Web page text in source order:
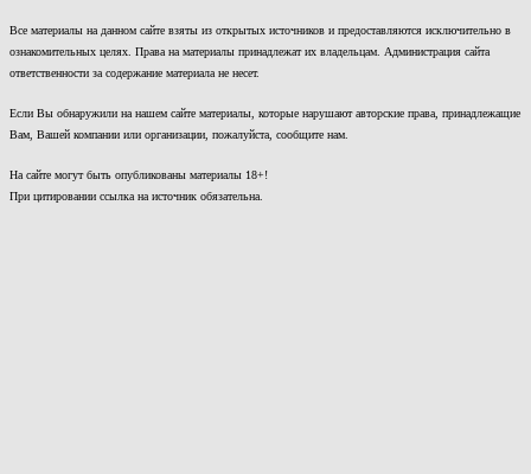
Все материалы на данном сайте взяты из открытых источников и предоставляются исключительно в
ознакомительных целях. Права на материалы принадлежат их владельцам. Администрация сайта
ответственности за содержание материала не несет.
Если Вы обнаружили на нашем сайте материалы, которые нарушают авторские права, принадлежащие
Вам, Вашей компании или организации, пожалуйста, сообщите нам.
На сайте могут быть опубликованы материалы 18+!
При цитировании ссылка на источник обязательна.